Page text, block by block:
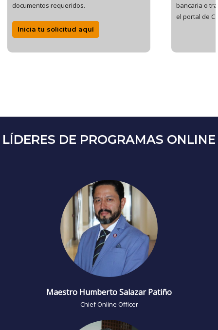
documentos requeridos.
Inicia tu solicitud aquí
bancaria o
el portal de
LÍDERES DE PROGRAMAS ONLINE
Maestro Humberto Salazar Patiño
Chief Online Officer